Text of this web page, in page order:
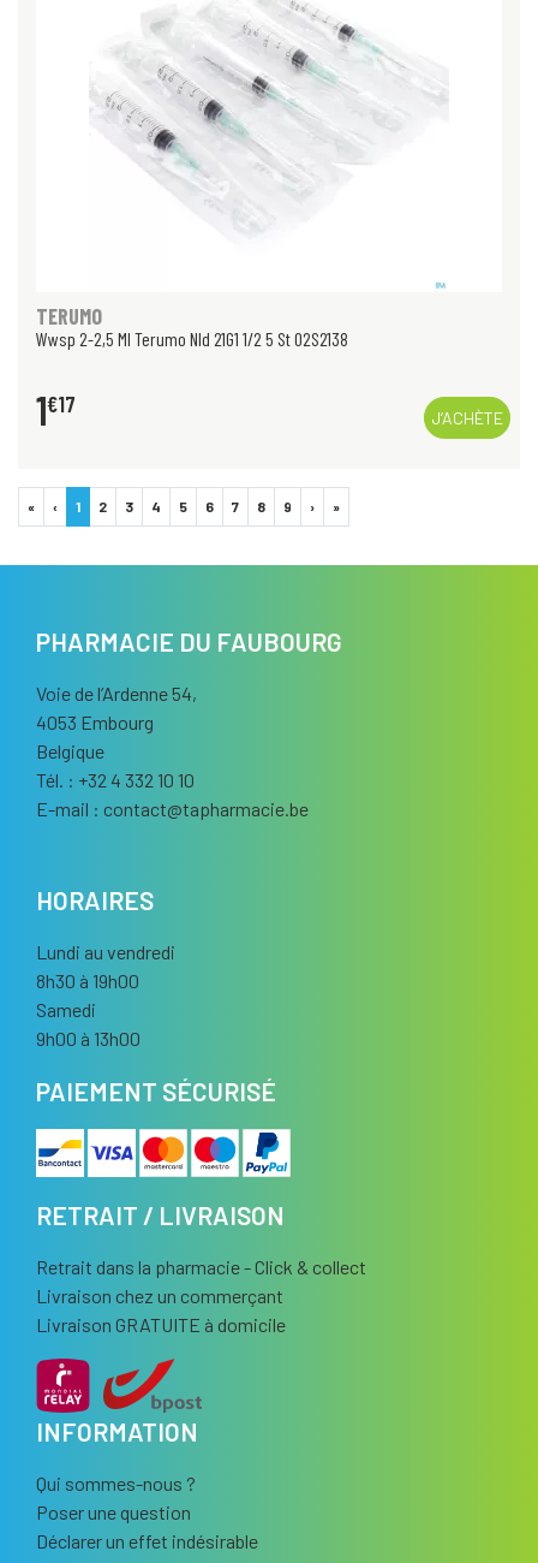
TERUMO
Wwsp 2-2,5 Ml Terumo Nld 21G1 1/2 5 St 02S2138
1€17
J’ACHÈTE
« ‹ 1 2 3 4 5 6 7 8 9 › »
PHARMACIE DU FAUBOURG
Voie de l’Ardenne 54,
4053 Embourg
Belgique
Tél. : +32 4 332 10 10
E-mail : contact@tapharmacie.be
HORAIRES
Lundi au vendredi
8h30 à 19h00
Samedi
9h00 à 13h00
PAIEMENT SÉCURISÉ
RETRAIT / LIVRAISON
Retrait dans la pharmacie - Click & collect
Livraison chez un commerçant
Livraison GRATUITE à domicile
INFORMATION
Qui sommes-nous ?
Poser une question
Déclarer un effet indésirable